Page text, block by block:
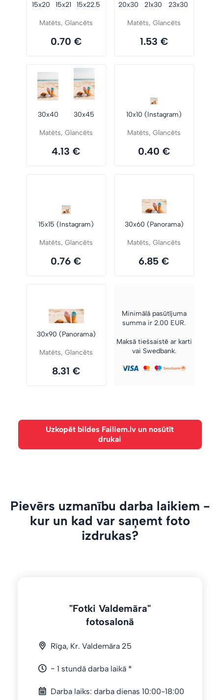
15x20 15x21 15x22.5
Matēts, Glancēts
0.70 €
20x30 21x30 23x30
Matēts, Glancēts
1.53 €
30x40 30x45
Matēts, Glancēts
4.13 €
10x10 (Instagram)
Matēts, Glancēts
0.40 €
15x15 (Instagram)
Matēts, Glancēts
0.76 €
30x60 (Panorama)
Matēts, Glancēts
6.85 €
30x90 (Panorama)
Matēts, Glancēts
8.31 €
Minimālā pasūtījuma
summa ir 2.00 EUR.
Maksā tiešsaistē ar karti
vai Swedbank.
Uzkopēt bildes Failiem.lv un nosūtīt
drukai
Pievērs uzmanību darba laikiem -
kur un kad var saņemt foto
izdrukas?
"Fotki Valdemāra"
fotosalonā
Rīga, Kr. Valdemāra 25
~ 1 stundā darba laikā *
Darba laiks: darba dienas 10:00-18:00